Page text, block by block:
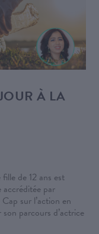
À LA
de 12 ans est
accréditée par
sur l’action en
parcours d’actrice